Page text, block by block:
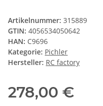
Artikelnummer: 315889
GTIN: 4056534050642
HAN: C9696
Kategorie: Pichler
Hersteller: RC factory
278,00 €